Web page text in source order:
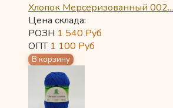
Хлопок Мерсеризованный 002...
Цена склада:
РОЗН 1 540 Руб
ОПТ 1 100 Руб